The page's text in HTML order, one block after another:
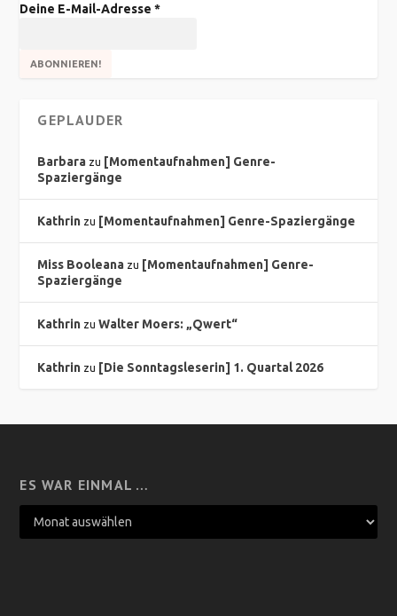
Deine E-Mail-Adresse*
GEPLAUDER
Barbara zu [Momentaufnahmen] Genre-
Spaziergänge
Kathrin zu [Momentaufnahmen] Genre-Spaziergänge
Miss Booleana zu [Momentaufnahmen] Genre-
Spaziergänge
Kathrin zuWalter Moers: „Qwert“
Kathrin zu [Die Sonntagsleserin] 1. Quartal 2026
ES WAR EINMAL …